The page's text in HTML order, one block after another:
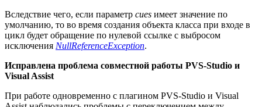
Вследствие чего, если параметр cues имеет значение по
умолчанию, то во время создания объекта класса при входе в
цикл будет обращение по нулевой ссылке с выбросом
исключения NullReferenceException.
Исправлена проблема совместной работы PVS-Studio и
Visual Assist
При работе одновременно с плагином PVS-Studio и Visual